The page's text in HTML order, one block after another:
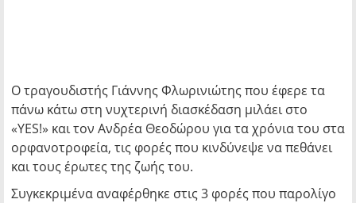
Ο τραγουδιστής Γιάννης Φλωρινιώτης που έφερε τα
πάνω κάτω στη νυχτερινή διασκέδαση μιλάει στο
«YES!» και τον Ανδρέα Θεοδώρου για τα χρόνια του στα
ορφανοτροφεία, τις φορές που κινδύνεψε να πεθάνει
και τους έρωτες της ζωής του.
Συγκεκριμένα αναφέρθηκε στις 3 φορές που παρολίγο